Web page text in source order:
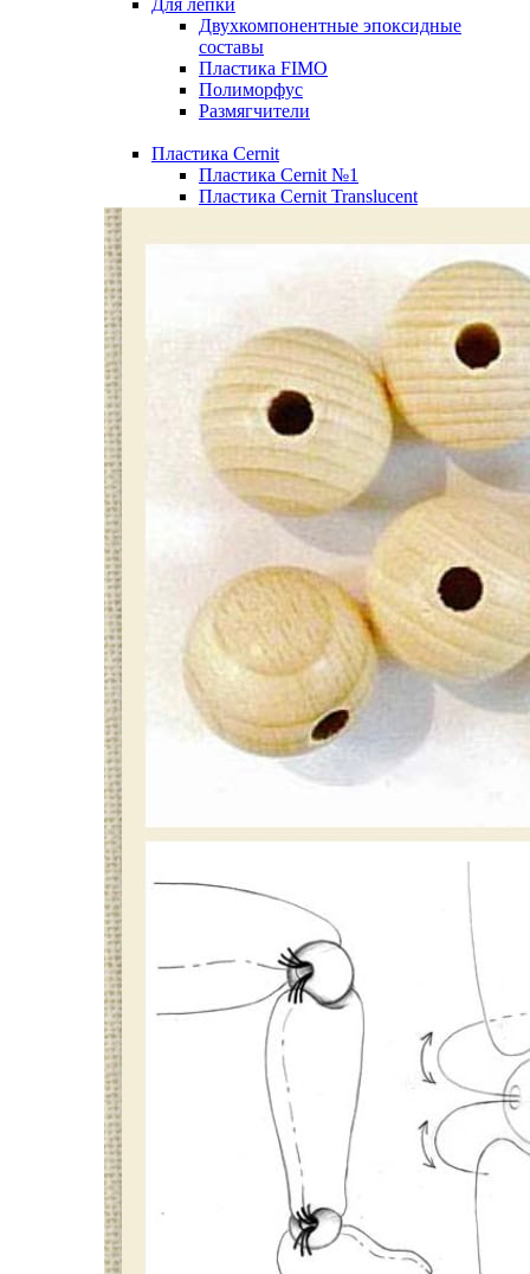
Для лепки
Двухкомпонентные эпоксидные
составы
Пластика FIMO
Полиморфус
Размягчители
Пластика Cernit
Пластика Cernit №1
Пластика Cernit Translucent